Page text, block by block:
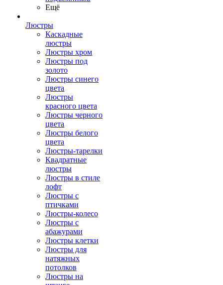
Ещё
Люстры
Каскадные
люстры
Люстры хром
Люстры под
золото
Люстры синего
цвета
Люстры
красного цвета
Люстры черного
цвета
Люстры белого
цвета
Люстры-тарелки
Квадратные
люстры
Люстры в стиле
лофт
Люстры с
птичками
Люстры-колесо
Люстры с
абажурами
Люстры клетки
Люстры для
натяжных
потолков
Люстры на